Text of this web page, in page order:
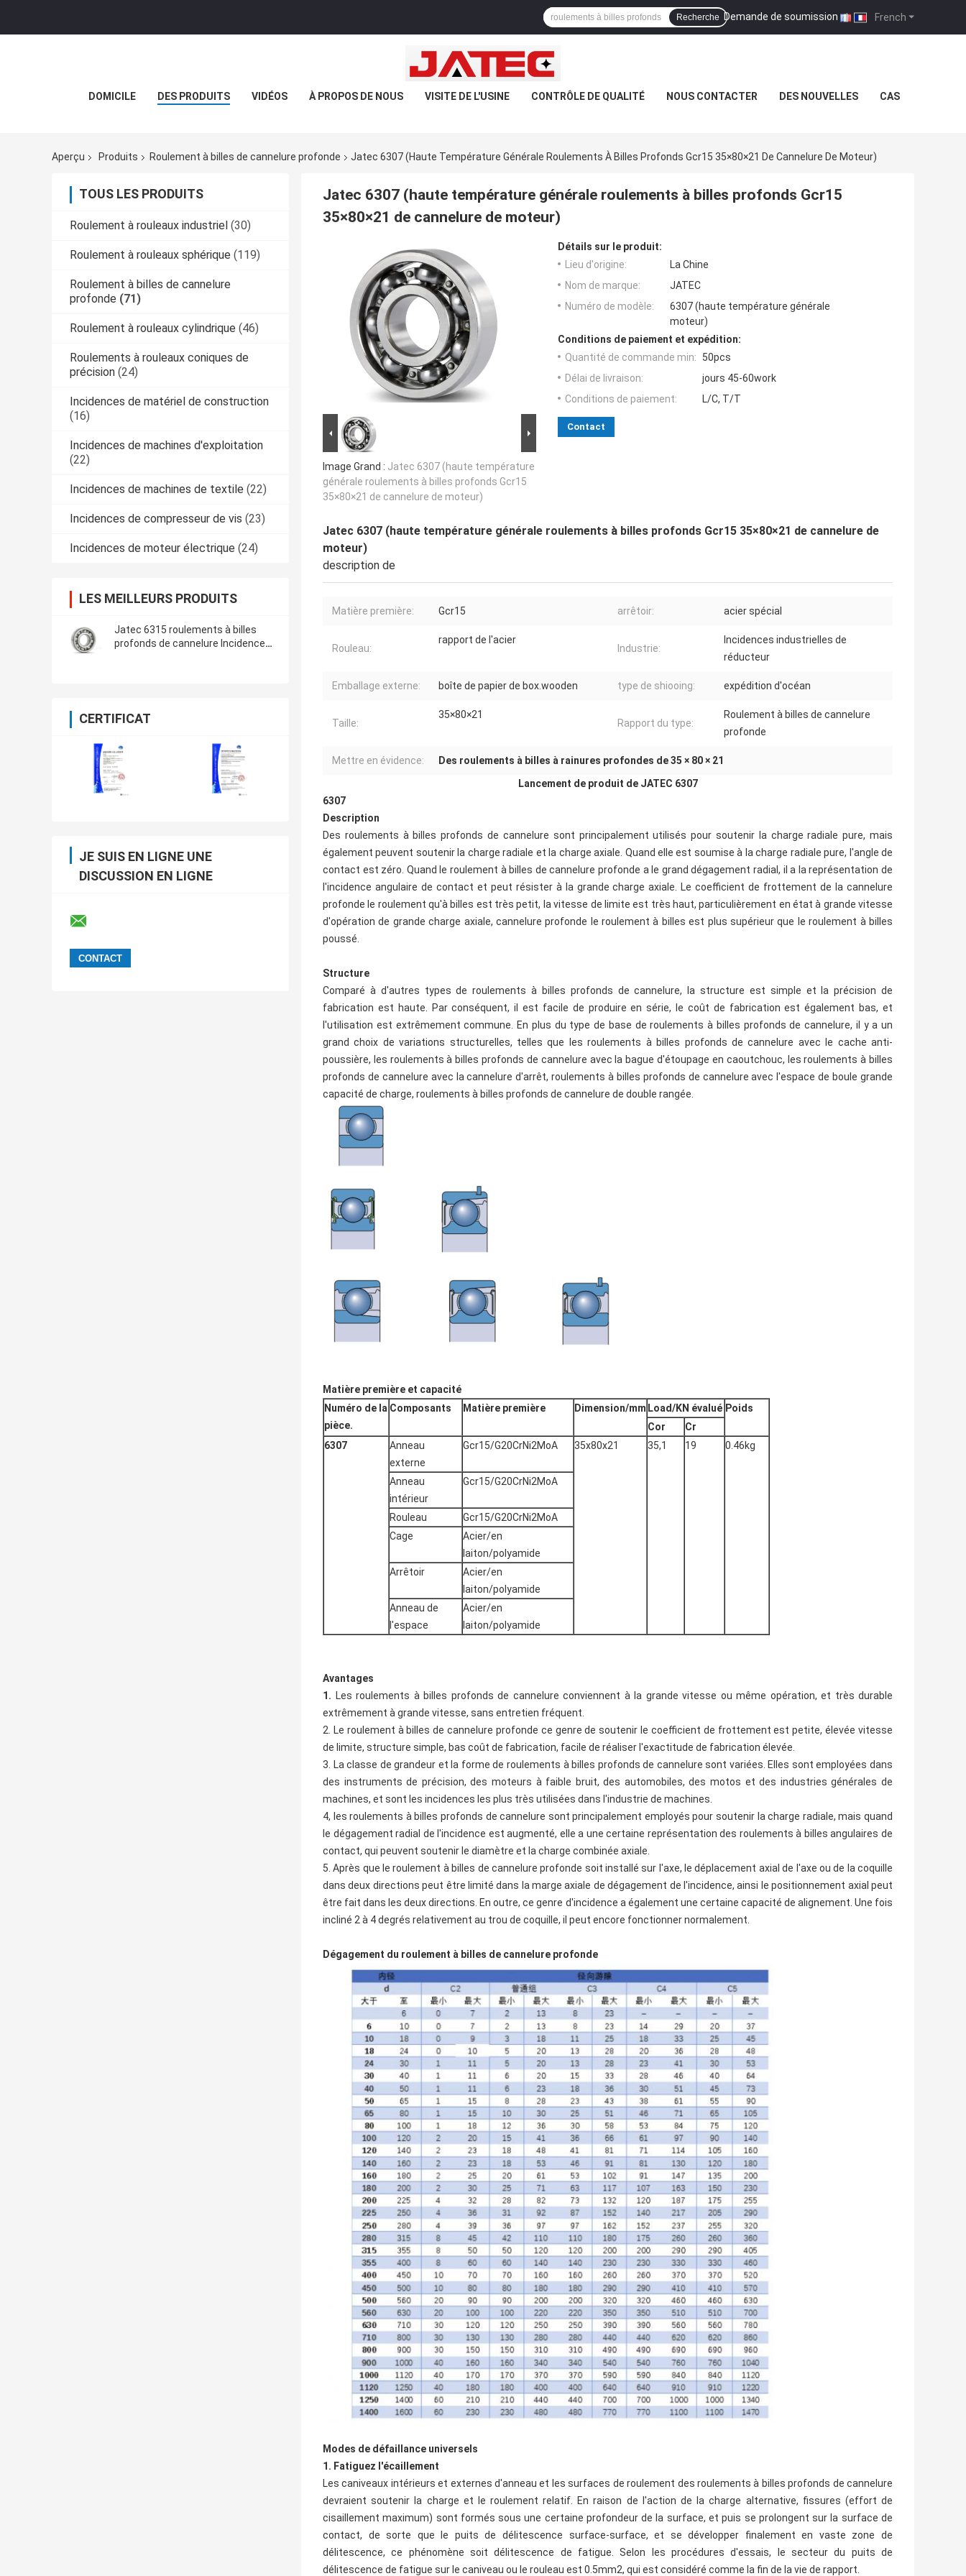
French
Demande de soumission |
Recherche
DOMICILE DES PRODUITS VIDÉOS À PROPOS DE NOUS VISITE DE L'USINE CONTRÔLE DE QUALITÉ NOUS CONTACTER DES NOUVELLES CAS
Aperçu Produits Roulement à billes de cannelure profonde Jatec 6307 (haute Température Générale Roulements À Billes Profonds Gcr15 35×80×21 De Cannelure De Moteur)
TOUS LES PRODUITS
Roulement à rouleaux industriel (30)
Roulement à rouleaux sphérique (119)
Roulement à billes de cannelure
profonde (71)
Roulement à rouleaux cylindrique (46)
Roulements à rouleaux coniques de
précision (24)
Incidences de matériel de construction
(16)
Incidences de machines d'exploitation
(22)
Incidences de machines de textile (22)
Incidences de compresseur de vis (23)
Incidences de moteur électrique (24)
LES MEILLEURS PRODUITS
Jatec 6315 roulements à billes
profonds de cannelure Incidences
CERTIFICAT
JE SUIS EN LIGNE UNE
DISCUSSION EN LIGNE
Jatec 6307 (haute température générale roulements à billes profonds Gcr15
35×80×21 de cannelure de moteur)
Image Grand : Jatec 6307 (haute température
générale roulements à billes profonds Gcr15
35×80×21 de cannelure de moteur)
Détails sur le produit:
Lieu d'origine:
La Chine
Nom de marque:
JATEC
Numéro de modèle:
6307 (haute température générale
moteur)
Conditions de paiement et expédition:
Quantité de commande min:
50pcs
Délai de livraison:
jours 45-60work
Conditions de paiement:
L/C, T/T
Contact
Jatec 6307 (haute température générale roulements à billes profonds Gcr15 35×80×21 de cannelure de
moteur)
description de
Matière première: Gcr15 arrêtoir: acier spécial
Rouleau:
rapport de l'acier
Industrie:
Incidences industrielles de
réducteur
Emballage externe: boîte de papier de box.wooden type de shiooing: expédition d'océan
Taille:
35×80×21
Rapport du type:
Roulement à billes de cannelure
profonde
Mettre en évidence:
Des roulements à billes à rainures profondes de 35 × 80 × 21
Lancement de produit de JATEC 6307
6307
Description
Des roulements à billes profonds de cannelure sont principalement utilisés pour soutenir la charge radiale pure, mais
également peuvent soutenir la charge radiale et la charge axiale. Quand elle est soumise à la charge radiale pure, l'angle de
contact est zéro. Quand le roulement à billes de cannelure profonde a le grand dégagement radial, il a la représentation de
l'incidence angulaire de contact et peut résister à la grande charge axiale. Le coefficient de frottement de la cannelure
profonde le roulement qu'à billes est très petit, la vitesse de limite est très haut, particulièrement en état à grande vitesse
d'opération de grande charge axiale, cannelure profonde le roulement à billes est plus supérieur que le roulement à billes
poussé.
Structure
Comparé à d'autres types de roulements à billes profonds de cannelure, la structure est simple et la précision de
fabrication est haute. Par conséquent, il est facile de produire en série, le coût de fabrication est également bas, et
l'utilisation est extrêmement commune. En plus du type de base de roulements à billes profonds de cannelure, il y a un
grand choix de variations structurelles, telles que les roulements à billes profonds de cannelure avec le cache anti-
poussière, les roulements à billes profonds de cannelure avec la bague d'étoupage en caoutchouc, les roulements à billes
profonds de cannelure avec la cannelure d'arrêt, roulements à billes profonds de cannelure avec l'espace de boule grande
capacité de charge, roulements à billes profonds de cannelure de double rangée.
Matière première et capacité
Numéro de la
pièce.
Composants Matière première Dimension/mm Load/KN évalué Poids
Cor
Cr
6307
Anneau
externe
Gcr15/G20CrNi2MoA 35x80x21 35,1 19 0.46kg
Anneau
intérieur
Gcr15/G20CrNi2MoA
Rouleau
Gcr15/G20CrNi2MoA
Cage
Acier/en
laiton/polyamide
Arrêtoir
Acier/en
laiton/polyamide
Anneau de
l'espace
Acier/en
laiton/polyamide
Avantages
1. Les roulements à billes profonds de cannelure conviennent à la grande vitesse ou même opération, et très durable
extrêmement à grande vitesse, sans entretien fréquent.
2. Le roulement à billes de cannelure profonde ce genre de soutenir le coefficient de frottement est petite, élevée vitesse
de limite, structure simple, bas coût de fabrication, facile de réaliser l'exactitude de fabrication élevée.
3. La classe de grandeur et la forme de roulements à billes profonds de cannelure sont variées. Elles sont employées dans
des instruments de précision, des moteurs à faible bruit, des automobiles, des motos et des industries générales de
machines, et sont les incidences les plus très utilisées dans l'industrie de machines.
4, les roulements à billes profonds de cannelure sont principalement employés pour soutenir la charge radiale, mais quand
le dégagement radial de l'incidence est augmenté, elle a une certaine représentation des roulements à billes angulaires de
contact, qui peuvent soutenir le diamètre et la charge combinée axiale.
5. Après que le roulement à billes de cannelure profonde soit installé sur l'axe, le déplacement axial de l'axe ou de la coquille
dans deux directions peut être limité dans la marge axiale de dégagement de l'incidence, ainsi le positionnement axial peut
être fait dans les deux directions. En outre, ce genre d'incidence a également une certaine capacité de alignement. Une fois
incliné 2 à 4 degrés relativement au trou de coquille, il peut encore fonctionner normalement.
Dégagement du roulement à billes de cannelure profonde
Modes de défaillance universels
1. Fatiguez l'écaillement
Les caniveaux intérieurs et externes d'anneau et les surfaces de roulement des roulements à billes profonds de cannelure
devraient soutenir la charge et le roulement relatif. En raison de l'action de la charge alternative, fissures (effort de
cisaillement maximum) sont formés sous une certaine profondeur de la surface, et puis se prolongent sur la surface de
contact, de sorte que le puits de délitescence surface-surface, et se développer finalement en vaste zone de
délitescence, ce phénomène soit délitescence de fatigue. Selon les procédures d'essais, le secteur du puits de
délitescence de fatigue sur le caniveau ou le rouleau est 0.5mm2, qui est considéré comme la fin de la vie de rapport.